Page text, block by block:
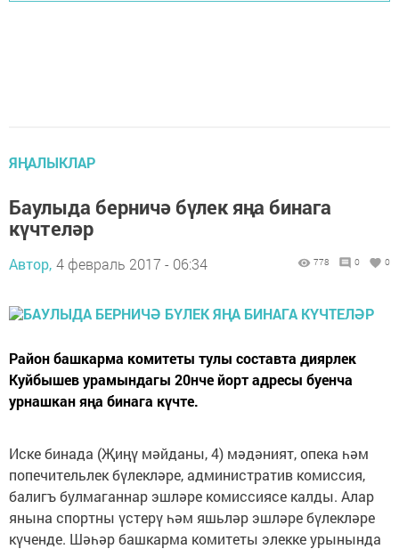
ЯҢАЛЫКЛАР
Баулыда берничә бүлек яңа бинага
күчтеләр
Автор, 4 февраль 2017 - 06:34 778 0 0
Район башкарма комитеты тулы составта диярлек
Куйбышев урамындагы 20нче йорт адресы буенча
урнашкан яңа бинага күчте.
Иске бинада (Җиңү мәйданы, 4) мәдәният, опека һәм
попечительлек бүлекләре, административ комиссия,
балигъ булмаганнар эшләре комиссиясе калды. Алар
янына спортны үстерү һәм яшьләр эшләре бүлекләре
күченде. Шәһәр башкарма комитеты элекке урынында